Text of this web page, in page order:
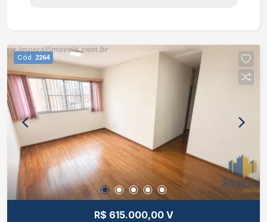
Caique Lopes de CRECI 264.991 F. (12) 99189-
7273 WhatsApp e Claro.
Cód. 2264
R$ 615.000,00 V